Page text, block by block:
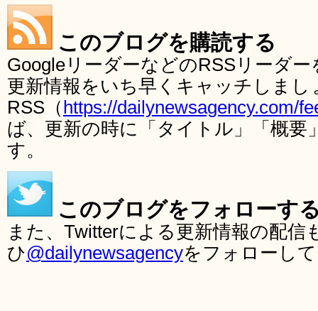
このブログを購読する
GoogleリーダーなどのRSSリーダ
更新情報をいち早くキャッチしま
RSS（ https://dailynewsagency.com/
ば、更新の時に「タイトル」「概要
す。
このブログをフォローす
また、Twitterによる更新情報の配
ひ@dailynewsagencyをフォローし